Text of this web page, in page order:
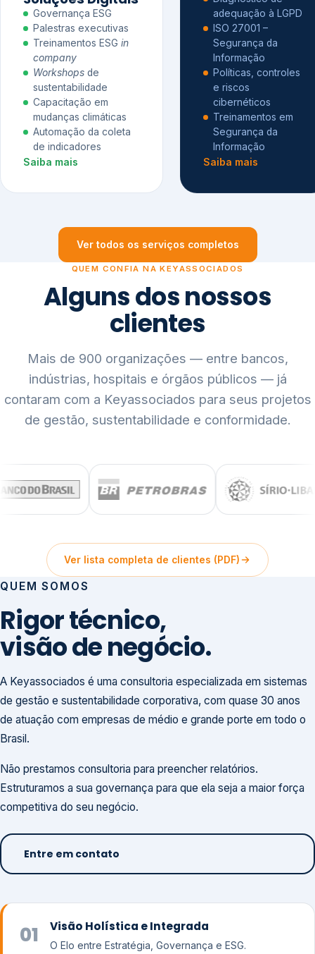
Governança ESG
Palestras executivas
Treinamentos ESG in
company
Workshops de
sustentabilidade
Capacitação em
mudanças climáticas
Automação da coleta
de indicadores
Saiba mais
adequação à LGPD
ISO 27001 –
Segurança da
Informação
Políticas, controles
e riscos
cibernéticos
Treinamentos em
Segurança da
Informação
Saiba mais
Ver todos os serviços completos
QUEM CONFIA NA KEYASSOCIADOS
Alguns dos nossos
clientes
Mais de 900 organizações — entre bancos,
indústrias, hospitais e órgãos públicos — já
contaram com a Keyassociados para seus projetos
de gestão, sustentabilidade e conformidade.
Ver lista completa de clientes (PDF)
QUEM SOMOS
Rigor técnico,
visão de negócio.
A Keyassociados é uma consultoria especializada em sistemas
de gestão e sustentabilidade corporativa, com quase 30 anos
de atuação com empresas de médio e grande porte em todo o
Brasil.
Não prestamos consultoria para preencher relatórios.
Estruturamos a sua governança para que ela seja a maior força
competitiva do seu negócio.
Entre em contato
01 Visão Holística e Integrada
O Elo entre Estratégia, Governança e ESG.